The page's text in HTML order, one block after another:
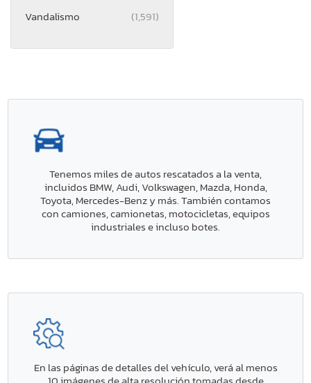
Vandalismo (1,591)
Tenemos miles de autos rescatados a la venta,
incluidos BMW, Audi, Volkswagen, Mazda, Honda,
Toyota, Mercedes-Benz y más. También contamos
con camiones, camionetas, motocicletas, equipos
industriales e incluso botes.
En las páginas de detalles del vehículo, verá al menos